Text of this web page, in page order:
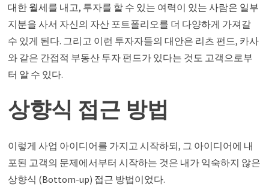
대한 월세를 내고, 투자를 할 수 있는 여력이 있는 사람은 일부
지분을 사서 자신의 자산 포트폴리오를 더 다양하게 가져갈
수 있게 된다. 그리고 이런 투자자들의 대안은 리츠 펀드, 카사
와 같은 간접적 부동산 투자 펀드가 있다는 것도 고객으로부
터 알 수 있다.
상향식 접근 방법
이렇게 사업 아이디어를 가지고 시작하되, 그 아이디어에 내
포된 고객의 문제에서부터 시작하는 것은 내가 익숙하지 않은
상향식 (Bottom-up) 접근 방법이었다.